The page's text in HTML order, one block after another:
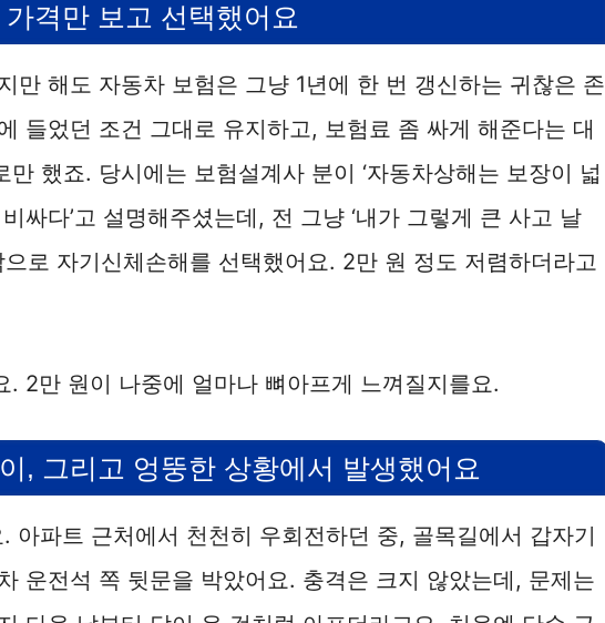
격만 보고 선택했어요
만 해도 자동차 보험은 그냥 1년에 한 번 갱신하는 귀찮은 존
들었던 조건 그대로 유지하고, 보험료 좀 싸게 해준다는 대
만 했죠. 당시에는 보험설계사 분이 ‘자동차상해는 보장이 넓
싸다’고 설명해주셨는데, 전 그냥 ‘내가 그렇게 큰 사고 날
으로 자기신체손해를 선택했어요. 2만 원 정도 저렴하더라고
. 2만 원이 나중에 얼마나 뼈아프게 느껴질지를요.
, 그리고 엉뚱한 상황에서 발생했어요
아파트 근처에서 천천히 우회전하던 중, 골목길에서 갑자기
운전석 쪽 뒷문을 박았어요. 충격은 크지 않았는데, 문제는